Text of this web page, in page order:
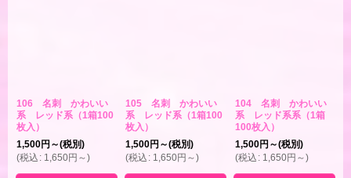
106 名刺 かわいい
系 レッド系（1箱100
枚入）
1,500円 ～(税別)
(税込 : 1,650円 ～)
105 名刺 かわいい
系 レッド系（1箱100
枚入）
1,500円 ～(税別)
(税込 : 1,650円 ～)
104 名刺 かわいい
系 レッド系系（1箱
100枚入）
1,500円 ～(税別)
(税込 : 1,650円 ～)